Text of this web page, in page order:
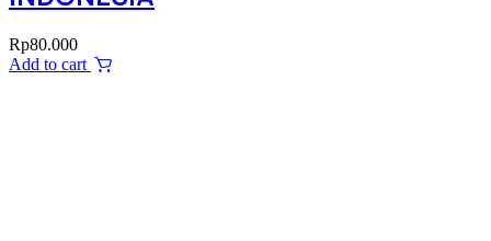
Rp80.000
Add to cart